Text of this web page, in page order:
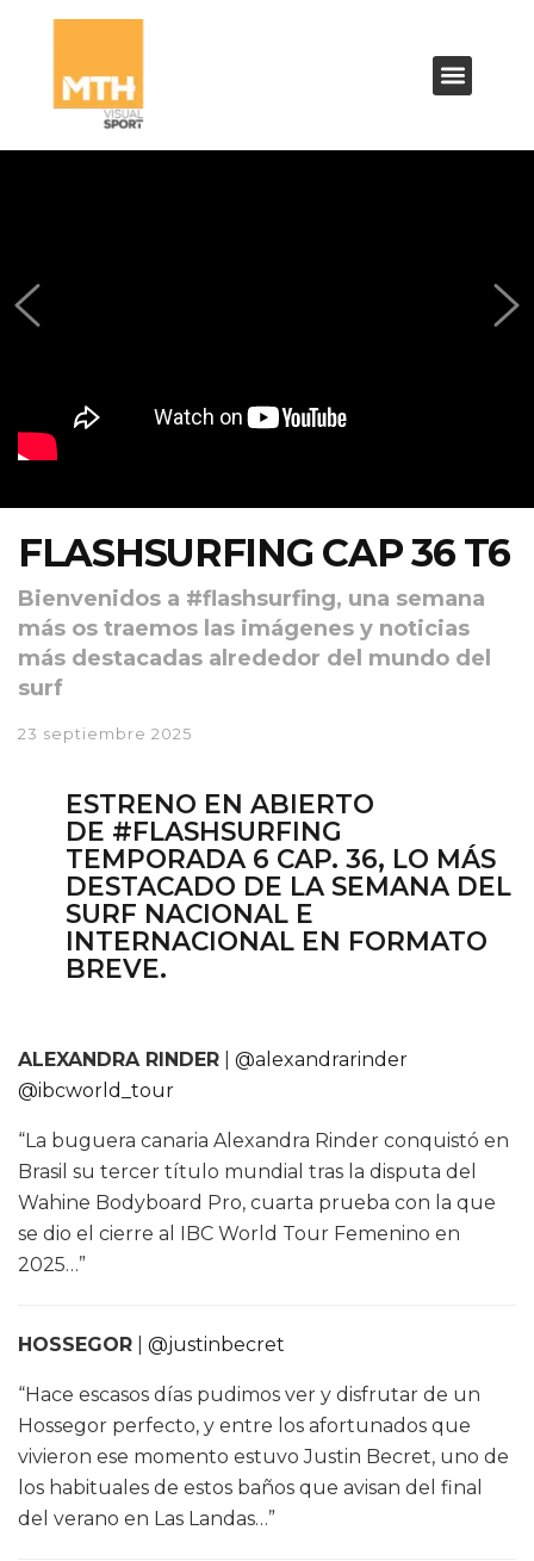
FLASHSURFING CAP 36 T6
Bienvenidos a #flashsurfing, una semana
más os traemos las imágenes y noticias
más destacadas alrededor del mundo del
surf
23 septiembre 2025
ESTRENO EN ABIERTO
DE #FLASHSURFING
TEMPORADA 6 CAP. 36, LO MÁS
DESTACADO DE LA SEMANA DEL
SURF NACIONAL E
INTERNACIONAL EN FORMATO
BREVE.
ALEXANDRA RINDER
@alexandrarinder
@ibcworld_tour
“La buguera canaria Alexandra Rinder conquistó en
Brasil su tercer título mundial tras la disputa del
Wahine Bodyboard Pro, cuarta prueba con la que
se dio el cierre al IBC World Tour Femenino en
2025…”
HOSSEGOR @justinbecret
“Hace escasos días pudimos ver y disfrutar de un
Hossegor perfecto, y entre los afortunados que
vivieron ese momento estuvo Justin Becret, uno de
los habituales de estos baños que avisan del final
del verano en Las Landas…”